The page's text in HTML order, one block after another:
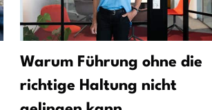
Warum Führung ohne die
richtige Haltung nicht